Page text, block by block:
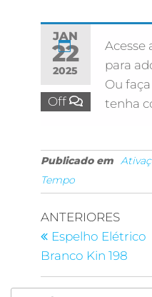
JAN
22
2025
Off
Acesse
para
Ou faça
tenha
Publicado em
Tempo
ANTERIORES
Espelho Elétrico
Branco Kin 198